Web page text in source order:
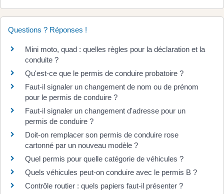
Questions ? Réponses !
Mini moto, quad : quelles règles pour la déclaration et la
conduite ?
Qu'est-ce que le permis de conduire probatoire ?
Faut-il signaler un changement de nom ou de prénom
pour le permis de conduire ?
Faut-il signaler un changement d'adresse pour un
permis de conduire ?
Doit-on remplacer son permis de conduire rose
cartonné par un nouveau modèle ?
Quel permis pour quelle catégorie de véhicules ?
Quels véhicules peut-on conduire avec le permis B ?
Contrôle routier : quels papiers faut-il présenter ?